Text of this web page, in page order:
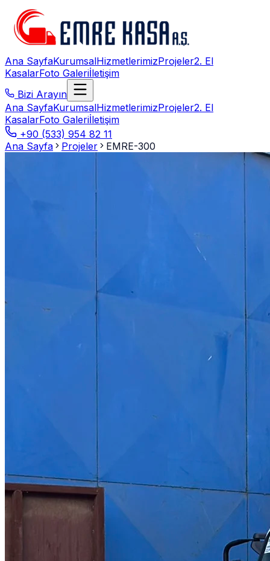
Ana SayfaKurumsalHizmetlerimizProjeler2. El
KasalarFoto Galeriİletişim
Bizi Arayın
Ana SayfaKurumsalHizmetlerimizProjeler2. El
KasalarFoto Galeriİletişim
+90 (533) 954 82 11
Ana Sayfa
Projeler EMRE-300